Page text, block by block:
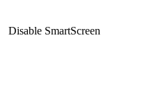
Disable SmartScreen